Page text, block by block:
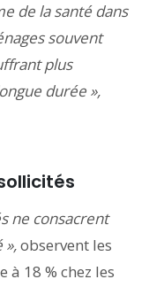
de la santé dans
souvent
plus
durée »,
ne consacrent
»,observent les
à 18 % chez les